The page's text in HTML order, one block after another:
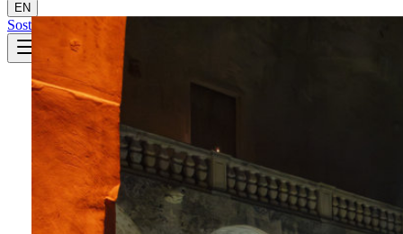
EN
Sostieni Sostieni Eleusi
ELEUSI APS
La cultura che unisce il territorio.